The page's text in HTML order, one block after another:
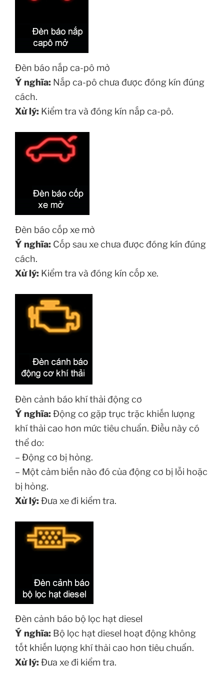
Đèn báo nắp ca-pô mở
Ý nghĩa: Nắp ca-pô chưa được đóng kín đúng
cách.
Xử lý: Kiểm tra và đóng kín nắp ca-pô.
Đèn báo cốp xe mở
Ý nghĩa: Cốp sau xe chưa được đóng kín đúng
cách.
Xử lý: Kiểm tra và đóng kín cốp xe.
Đèn cảnh báo khí thải động cơ
Ý nghĩa: Động cơ gặp trục trặc khiến lượng
khí thải cao hơn mức tiêu chuẩn. Điều này có
thể do:
– Động cơ bị hỏng.
– Một cảm biến nào đó của động cơ bị lỗi hoặc
bị hỏng.
Xử lý: Đưa xe đi kiểm tra.
Đèn cảnh báo bộ lọc hạt diesel
Ý nghĩa: Bộ lọc hạt diesel hoạt động không
tốt khiến lượng khí thải cao hơn tiêu chuẩn.
Xử lý: Đưa xe đi kiểm tra.